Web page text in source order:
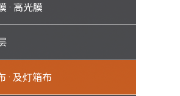
· 高光膜
· 及灯箱布